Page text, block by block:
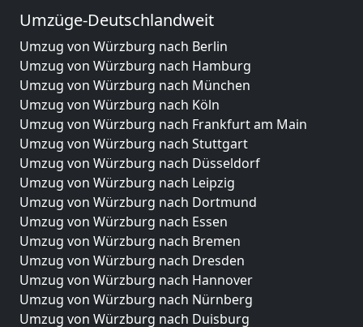
Umzüge-Deutschlandweit
Umzug von Würzburg nach Berlin
Umzug von Würzburg nach Hamburg
Umzug von Würzburg nach München
Umzug von Würzburg nach Köln
Umzug von Würzburg nach Frankfurt am Main
Umzug von Würzburg nach Stuttgart
Umzug von Würzburg nach Düsseldorf
Umzug von Würzburg nach Leipzig
Umzug von Würzburg nach Dortmund
Umzug von Würzburg nach Essen
Umzug von Würzburg nach Bremen
Umzug von Würzburg nach Dresden
Umzug von Würzburg nach Hannover
Umzug von Würzburg nach Nürnberg
Umzug von Würzburg nach Duisburg